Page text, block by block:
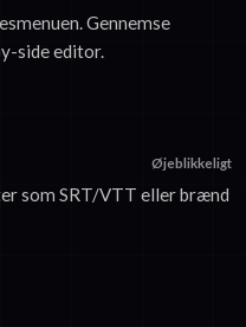
Gennemse
side editor.
Øjeblikkeligt
som SRT/VTT eller brænd